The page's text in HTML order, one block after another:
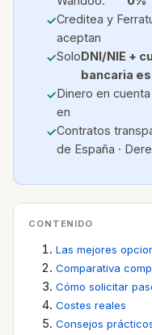
Creditea y
aceptan
SoloDNI/NIE +
bancaria
Dinero en cuenta
en
Contratos
de España ·
CONTENIDO
Las mejores
Comparativa
Cómo solicitar
Costes reales
Consejos